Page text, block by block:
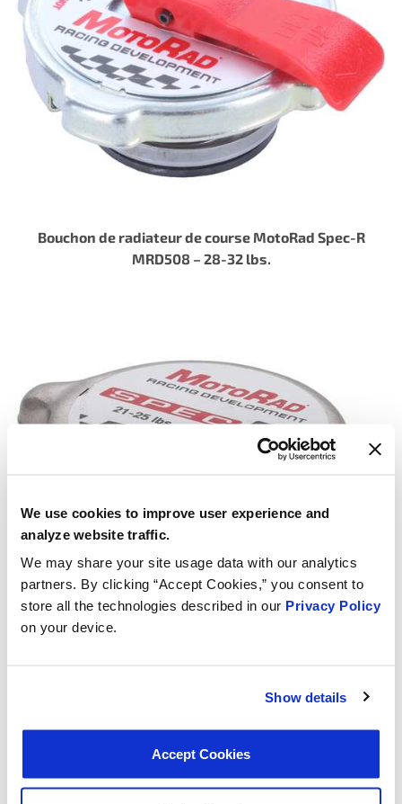
We use cookies to improve user experience and
analyze website traffic.
We may share your site usage data with our analytics
partners. By clicking “Accept Cookies,” you consent to
store all the technologies described in our Privacy Policy
on your device.
Show details
Accept Cookies
Bouchon de radiateur de course MotoRad Spec-R
MRD508 – 28-32 lbs.
MRD507 – 21-25 lbs.